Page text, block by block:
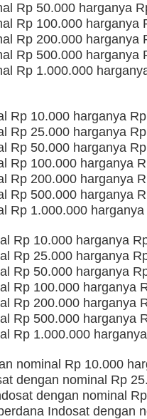
Rp 50.000 harganya
Rp 100.000 harganya
Rp 200.000 harganya
Rp 500.000 harganya
Rp 1.000.000
Rp 10.000 harganya
Rp 25.000 harganya
Rp 50.000 harganya
Rp 100.000 harganya
Rp 200.000 harganya
Rp 500.000 harganya
Rp 1.000.000
Rp 10.000 harganya
Rp 25.000 harganya
Rp 50.000 harganya
Rp 100.000 harganya
Rp 200.000 harganya
Rp 500.000 harganya
Rp 1.000.000
nominal Rp 10.000
dengan nominal Rp
dengan nominal
Indosat dengan